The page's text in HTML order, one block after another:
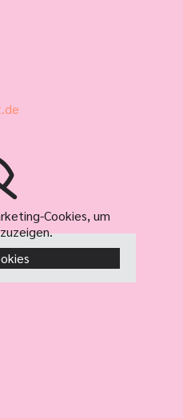
Cookies, um